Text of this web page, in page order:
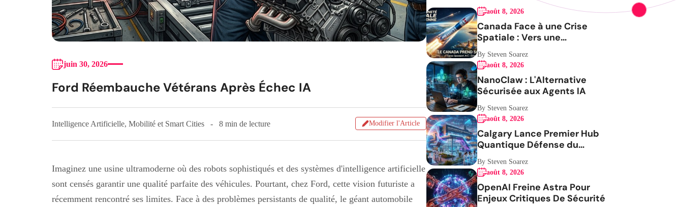
juin 30, 2026
Ford Réembauche Vétérans Après Échec IA
Intelligence Artificielle, Mobilité et Smart Cities 8 min de lecture Modifier l'Article
Imaginez une usine ultramoderne où des robots sophistiqués et des systèmes d'intelligence artificielle
sont censés garantir une qualité parfaite des véhicules. Pourtant, chez Ford, cette vision futuriste a
récemment rencontré ses limites. Face à des problèmes persistants de qualité, le géant automobile
août 8, 2026
Canada Face à une Crise
Spatiale : Vers une
Indépendance Stratégique
By Steven Soarez
août 8, 2026
NanoClaw : L'Alternative
Sécurisée aux Agents IA
By Steven Soarez
août 8, 2026
Calgary Lance Premier Hub
Quantique Défense du
Canada
By Steven Soarez
août 8, 2026
OpenAI Freine Astra Pour
Enjeux Critiques De Sécurité